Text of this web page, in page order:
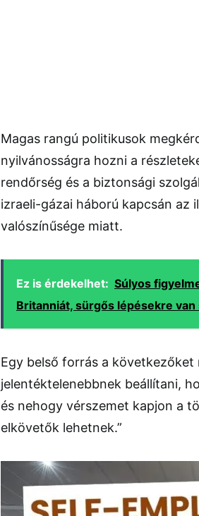
Magas rangú politikusok
nyilvánosságra hozni a
rendőrség és a biztonsági
izraeli-gázai háború kapcsán az
valószínűsége miatt.
Ez is érdekelhet: Súlyos
Britanniát, sürgős lépésekre van
Egy belső forrás a
jelentéktelenebbnek beállítani,
és nehogy vérszemet kapjon a
elkövetők lehetnek.”